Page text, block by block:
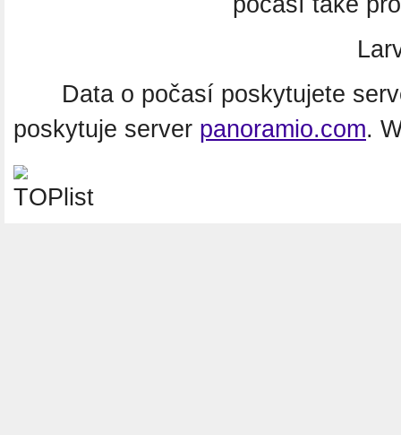
Data o počasí poskytujete
poskytuje server panoramio.com.